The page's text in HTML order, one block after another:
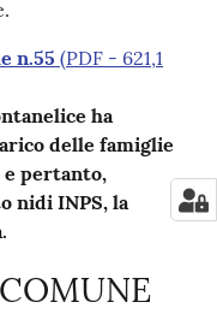
n.55 (PDF - 621,1
ha
delle famiglie
e pertanto,
nidi INPS, la